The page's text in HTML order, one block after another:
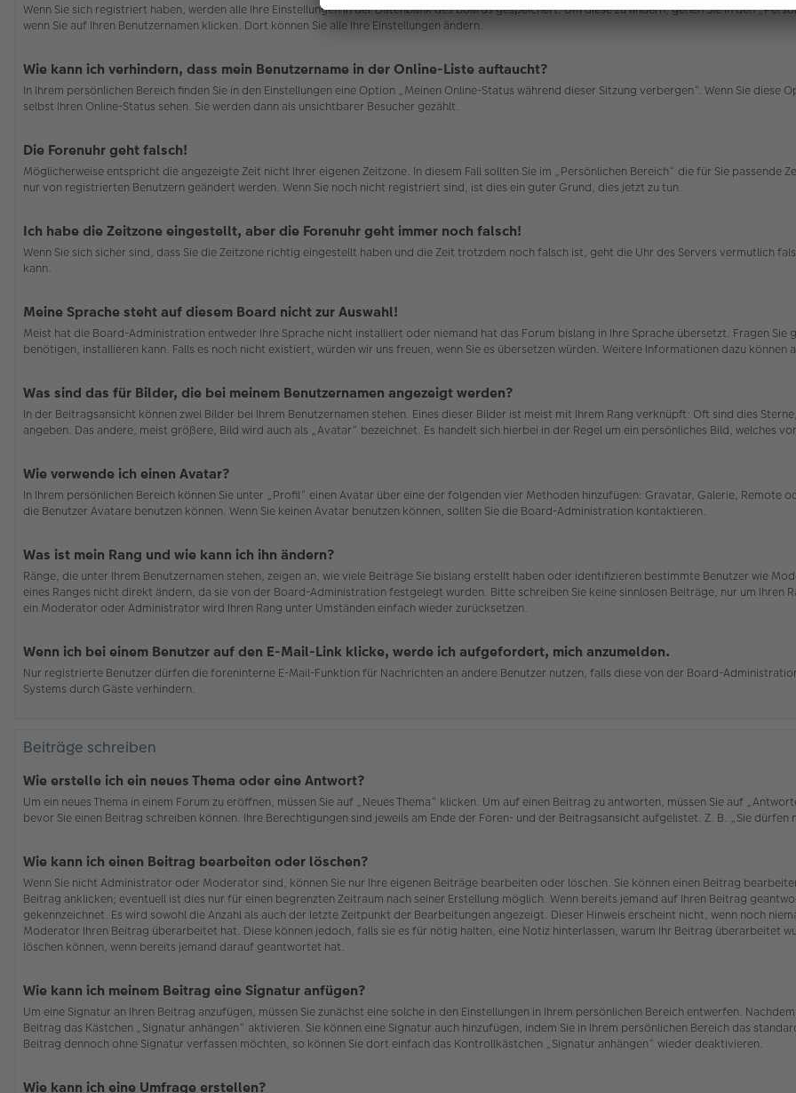
Wenn Sie sich registriert haben, werden alle Ihre Einstellungen in der Datenbank des Boards gespeichert. Um diese zu ändern, gehen Sie in den
wenn Sie auf Ihren Benutzernamen klicken. Dort können Sie alle Ihre Einstellungen ändern.
Wie kann ich verhindern, dass mein Benutzername in der Online-Liste auftaucht?
In Ihrem persönlichen Bereich finden Sie in den Einstellungen eine Option „Meinen Online-Status während dieser Sitzung verbergen“. Wenn Sie
selbst Ihren Online-Status sehen. Sie werden dann als unsichtbarer Besucher gezählt.
Die Forenuhr geht falsch!
Möglicherweise entspricht die angezeigte Zeit nicht Ihrer eigenen Zeitzone. In diesem Fall sollten Sie im „Persönlichen Bereich“ die für Sie
nur von registrierten Benutzern geändert werden. Wenn Sie noch nicht registriert sind, ist dies ein guter Grund, dies jetzt zu tun.
Ich habe die Zeitzone eingestellt, aber die Forenuhr geht immer noch falsch!
Wenn Sie sich sicher sind, dass Sie die Zeitzone richtig eingestellt haben und die Zeit trotzdem noch falsch ist, geht die Uhr des Servers vermutlich
kann.
Meine Sprache steht auf diesem Board nicht zur Auswahl!
Meist hat die Board-Administration entweder Ihre Sprache nicht installiert oder niemand hat das Forum bislang in Ihre Sprache übersetzt. Fragen
benötigen, installieren kann. Falls es noch nicht existiert, würden wir uns freuen, wenn Sie es übersetzen würden. Weitere Informationen dazu können
Was sind das für Bilder, die bei meinem Benutzernamen angezeigt werden?
In der Beitragsansicht können zwei Bilder bei Ihrem Benutzernamen stehen. Eines dieser Bilder ist meist mit Ihrem Rang verknüpft: Oft sind dies
angeben. Das andere, meist größere, Bild wird auch als „Avatar“ bezeichnet. Es handelt sich hierbei in der Regel um ein persönliches Bild, welches
Wie verwende ich einen Avatar?
In Ihrem persönlichen Bereich können Sie unter „Profil“ einen Avatar über eine der folgenden vier Methoden hinzufügen: Gravatar, Galerie,
die Benutzer Avatare benutzen können. Wenn Sie keinen Avatar benutzen können, sollten Sie die Board-Administration kontaktieren.
Was ist mein Rang und wie kann ich ihn ändern?
Ränge, die unter Ihrem Benutzernamen stehen, zeigen an, wie viele Beiträge Sie bislang erstellt haben oder identifizieren bestimmte Benutzer wie
eines Ranges nicht direkt ändern, da sie von der Board-Administration festgelegt wurden. Bitte schreiben Sie keine sinnlosen Beiträge, nur um Ihren
ein Moderator oder Administrator wird Ihren Rang unter Umständen einfach wieder zurücksetzen.
Wenn ich bei einem Benutzer auf den E-Mail-Link klicke, werde ich aufgefordert, mich anzumelden.
Nur registrierte Benutzer dürfen die foreninterne E-Mail-Funktion für Nachrichten an andere Benutzer nutzen, falls diese von der Board-
Systems durch Gäste verhindern.
Beiträge schreiben
Wie erstelle ich ein neues Thema oder eine Antwort?
Um ein neues Thema in einem Forum zu eröffnen, müssen Sie auf „Neues Thema“ klicken. Um auf einen Beitrag zu antworten, müssen Sie auf
bevor Sie einen Beitrag schreiben können. Ihre Berechtigungen sind jeweils am Ende der Foren- und der Beitragsansicht aufgelistet. Z. B. „Sie dürfen
Wie kann ich einen Beitrag bearbeiten oder löschen?
Wenn Sie nicht Administrator oder Moderator sind, können Sie nur Ihre eigenen Beiträge bearbeiten oder löschen. Sie können einen Beitrag
Beitrag anklicken; eventuell ist dies nur für einen begrenzten Zeitraum nach seiner Erstellung möglich. Wenn bereits jemand auf Ihren Beitrag
gekennzeichnet. Es wird sowohl die Anzahl als auch der letzte Zeitpunkt der Bearbeitungen angezeigt. Dieser Hinweis erscheint nicht, wenn noch
Moderator Ihren Beitrag überarbeitet hat. Diese können jedoch, falls sie es für nötig halten, eine Notiz hinterlassen, warum Ihr Beitrag überarbeitet
löschen können, wenn bereits jemand darauf geantwortet hat.
Wie kann ich meinem Beitrag eine Signatur anfügen?
Um eine Signatur an Ihren Beitrag anzufügen, müssen Sie zunächst eine solche in den Einstellungen in Ihrem persönlichen Bereich entwerfen.
Beitrag das Kästchen „Signatur anhängen“ aktivieren. Sie können eine Signatur auch hinzufügen, indem Sie in Ihrem persönlichen Bereich das
Beitrag dennoch ohne Signatur verfassen möchten, so können Sie dort einfach das Kontrollkästchen „Signatur anhängen“ wieder deaktivieren.
Wie kann ich eine Umfrage erstellen?